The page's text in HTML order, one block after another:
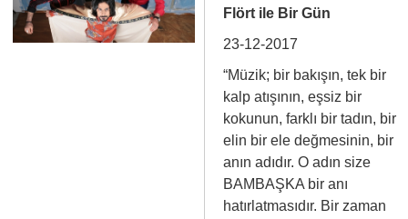
Flört ile Bir Gün
23-12-2017
“Müzik; bir bakışın, tek bir
kalp atışının, eşsiz bir
kokunun, farklı bir tadın, bir
elin bir ele değmesinin, bir
anın adıdır. O adın size
BAMBAŞKA bir anı
hatırlatmasıdır. Bir zaman